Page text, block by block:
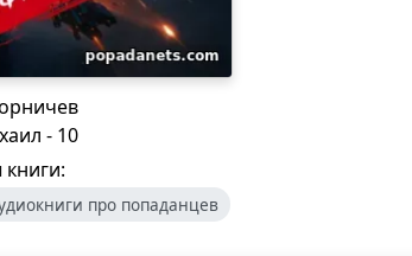
- 10
про попаданцев